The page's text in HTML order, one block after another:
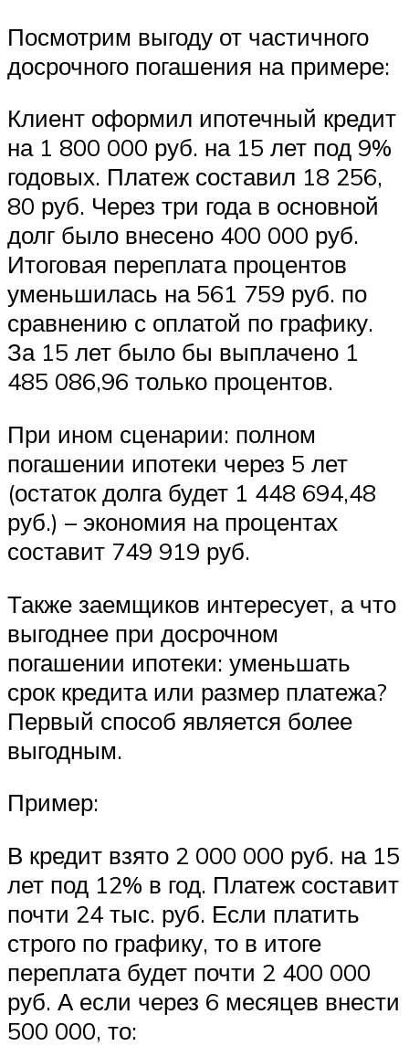
Посмотрим выгоду от частичного
досрочного погашения на примере:
Клиент оформил ипотечный кредит
на 1 800 000 руб. на 15 лет под 9%
годовых. Платеж составил 18 256,
80 руб. Через три года в основной
долг было внесено 400 000 руб.
Итоговая переплата процентов
уменьшилась на 561 759 руб. по
сравнению с оплатой по графику.
За 15 лет было бы выплачено 1
485 086,96 только процентов.
При ином сценарии: полном
погашении ипотеки через 5 лет
(остаток долга будет 1 448 694,48
руб.) – экономия на процентах
составит 749 919 руб.
Также заемщиков интересует, а что
выгоднее при досрочном
погашении ипотеки: уменьшать
срок кредита или размер платежа?
Первый способ является более
выгодным.
Пример:
В кредит взято 2 000 000 руб. на 15
лет под 12% в год. Платеж составит
почти 24 тыс. руб. Если платить
строго по графику, то в итоге
переплата будет почти 2 400 000
руб. А если через 6 месяцев внести
500 000, то: